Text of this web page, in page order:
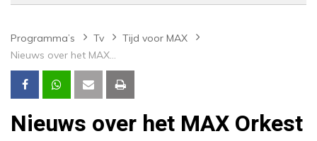
Programma’s Tv
Tijd voor MAX
Nieuws over het MAX Orkest
Nieuws over het MAX Orkest